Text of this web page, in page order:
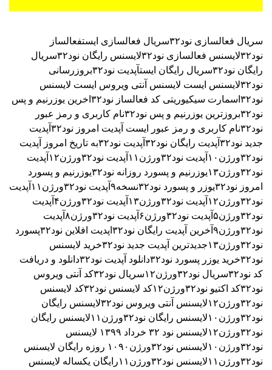
سریال فعالسازی نود۳۲ سریال فعالسازی ایستفعالساز
نود۳۲
لایسنس فعالسازی نود۳۲ لایسنس رایگان نود۳۲
سریال
رایگان نود۳۲
سریال رایگان ایستآپدیت نود۳۲
بروزرسانی
نود۳۲
لایسنس ایست لایسنس آنتی ویروس ایست لایسنس
نود۳۲اسمارت سیکیوریتی
کد فعالساز نود۳۲
اخرین یوزرنیم و پس
نود۳۲
بروزترین یوزرنیم و پس نود۳۲
نام کاربری و رمز عبور
نود۳۲
نام کاربری و رمز عبور ایست آپدیت امروز نود۳۲
آپدیت
جدید نود۳۲
آپدیت رایگان نود۳۲ آپدیت نود۳۲به تاریخ امروز
آپدیت
نود۳۲ورژن۱۰
آپدیت نود۳۲ورژن۱۱ آپدیت نود۳۲ورژن۱۲
آپدیت
نود۳۲ورژن۱۳
یوزرنیم و پسورد روزانه نود۳۲
یوزرنیم و پسورد
امروز نود۳۲
یوزر و پسورد نود۳۲نسخه۹ آپدیت نود۳۲ورژن۱۱
آپدیت
نود۳۲ورژن۱۲
آپدیت نود۳۲ورژن۱۳ آپدیت نود۳۲ورژن۴
آپدیت
نود۳۲ورژن۵
آپدیت نود۳۲ورژن۶ آپدیت نود۳۲ورژن۸
آپدیت
نود۳۲ورژن۹
آخرین آپدیت رایگان نود۳۲ اپدیت افلاین نود۳۲
پسورد
نود۳۲ورژن۱۳
جدیدترین آپدیت جدید نود۳۲
خرید لایسنس
نود۳۲
خرید یوزر پسورد نود۳۲ دانلود آپدیت نود۳۲
دانلود و دریافت
کد نود۳۲
سریال نود۳۲ورژن۱۲ سریال نود۳۲
کد آنتی ویروس
نود۳۲
کد اکتیو نود۳۲ورژن۱۲ کد لایسنس نود۳۲
کد لایسنس
نود۳۲ورژن۱۲
لایسنس آنتی ویروس نود۳۲
لایسنس رایگان
نود۳۲ورژن۱۰
لایسنس رایگان نود۳۲ورژن۱۱
لایسنس رایگان
نود۳۲ورژن۱۲
لایسنس نود ۳٢ خرداد ۱۳۹۹
لایسنس
نود۳۲ورژن۱۰
لایسنس نود۳۲ورژن۱۰۹۰ روزه رایگان
لایسنس
نود۳۲ورژن۱۱
لایسنس نود۳۲ورژن۱۱رایگان یکساله
لایسنس